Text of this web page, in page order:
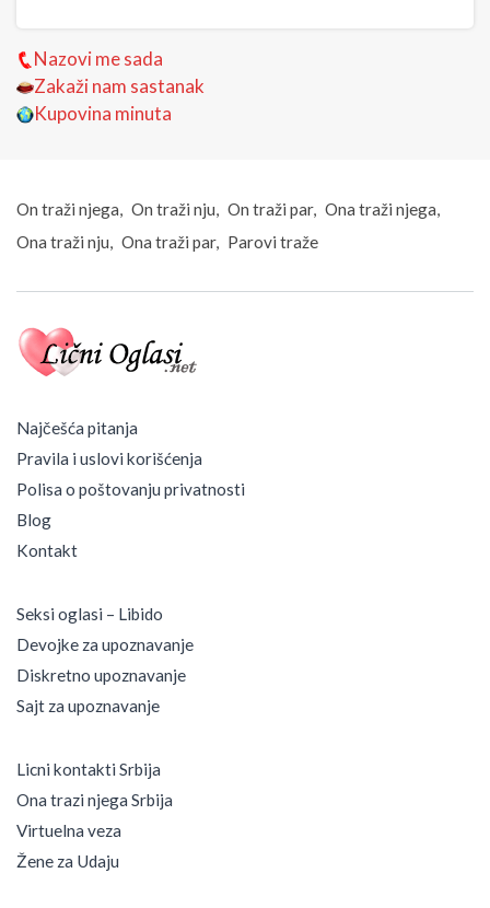
Nazovi me sada
Zakaži nam sastanak
Kupovina minuta
On traži njega On traži nju On traži par
Ona traži njega
Ona traži nju
Ona traži par Parovi traže
Najčešća pitanja
Pravila i uslovi korišćenja
Polisa o poštovanju privatnosti
Blog
Kontakt
Seksi oglasi – Libido
Devojke za upoznavanje
Diskretno upoznavanje
Sajt za upoznavanje
Licni kontakti Srbija
Ona trazi njega Srbija
Virtuelna veza
Žene za Udaju